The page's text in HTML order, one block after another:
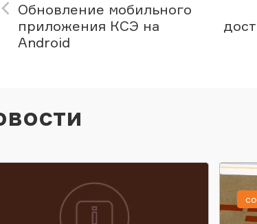
Обновление мобильного
приложения КСЭ на
Android